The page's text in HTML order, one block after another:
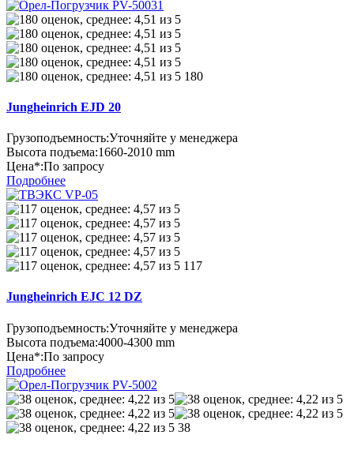
180
Jungheinrich EJD 20
Грузоподъемность:Уточняйте у менеджера
Высота подъема:1660-2010 mm
Цена*:По запросу
Подробнее
117
Jungheinrich EJC 12 DZ
Грузоподъемность:Уточняйте у менеджера
Высота подъема:4000-4300 mm
Цена*:По запросу
Подробнее
38